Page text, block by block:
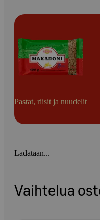
Pastat, riisit ja nuudelit
Ladataan...
Vaihtelua